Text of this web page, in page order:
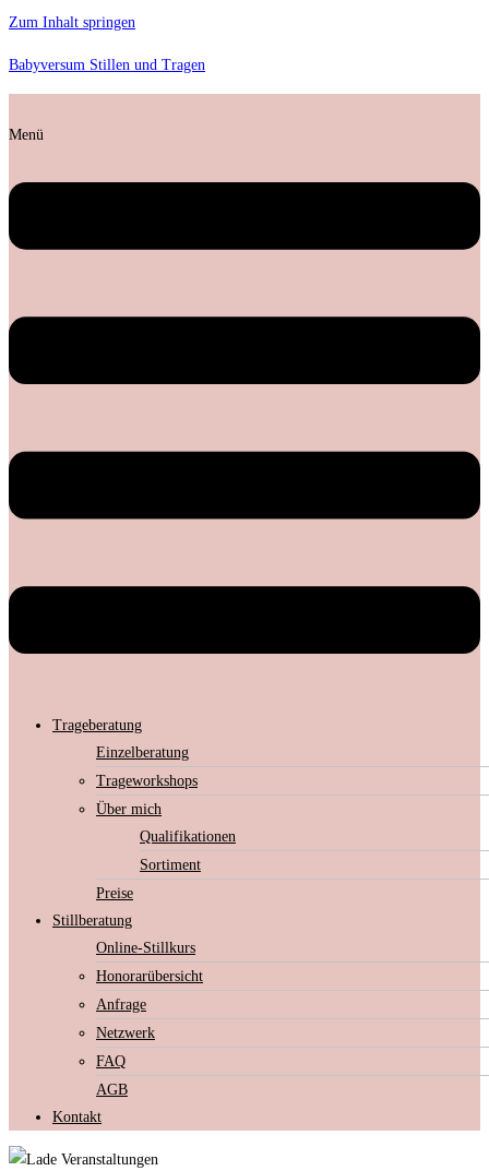
Zum Inhalt springen
Babyversum Stillen und Tragen
Menü
Trageberatung
Einzelberatung
Trageworkshops
Über mich
Qualifikationen
Sortiment
Preise
Stillberatung
Online-Stillkurs
Honorarübersicht
Anfrage
Netzwerk
FAQ
AGB
Kontakt